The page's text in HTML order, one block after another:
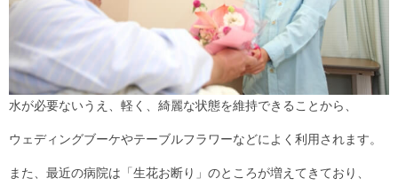
水が必要ないうえ、軽く、綺麗な状態を維持できることから、
ウェディングブーケやテーブルフラワーなどによく利用されます。
また、最近の病院は「生花お断り」のところが増えてきており、